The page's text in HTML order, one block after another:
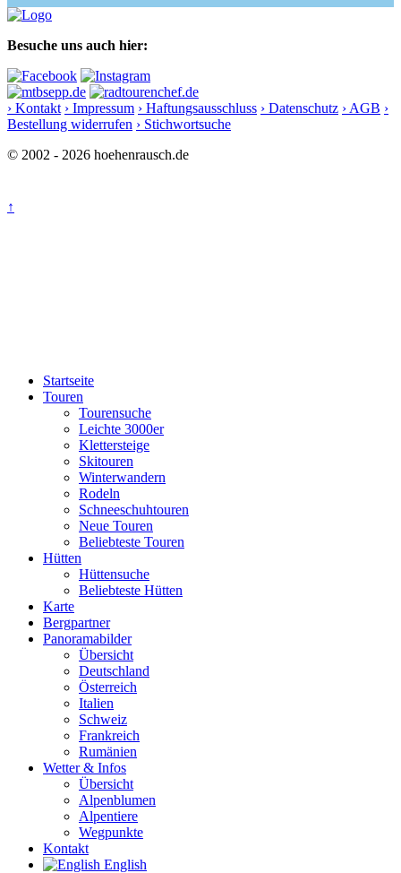
Besuche uns auch hier:
› Kontakt › Impressum › Haftungsausschluss › Datenschutz › AGB ›
Bestellung widerrufen › Stichwortsuche
© 2002 - 2026 hoehenrausch.de
↑
Startseite
Touren
Tourensuche
Leichte 3000er
Klettersteige
Skitouren
Winterwandern
Rodeln
Schneeschuhtouren
Neue Touren
Beliebteste Touren
Hütten
Hüttensuche
Beliebteste Hütten
Karte
Bergpartner
Panoramabilder
Übersicht
Deutschland
Österreich
Italien
Schweiz
Frankreich
Rumänien
Wetter & Infos
Übersicht
Alpenblumen
Alpentiere
Wegpunkte
Kontakt
English